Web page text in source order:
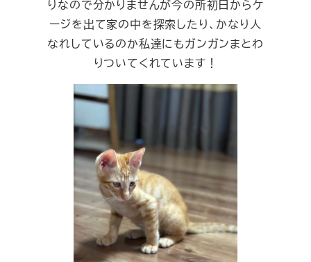
りなので分かりませんが今の所初日からケ
ージを出て家の中を探索したり、かなり人
なれしているのか私達にもガンガンまとわ
りついてくれています！